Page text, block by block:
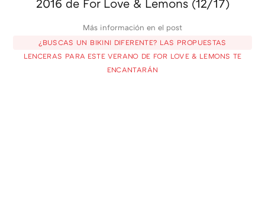
2016 de For Love & Lemons (12/17)
Más información en el post
¿BUSCAS UN BIKINI DIFERENTE? LAS PROPUESTAS
LENCERAS PARA ESTE VERANO DE FOR LOVE & LEMONS TE
ENCANTARÁN